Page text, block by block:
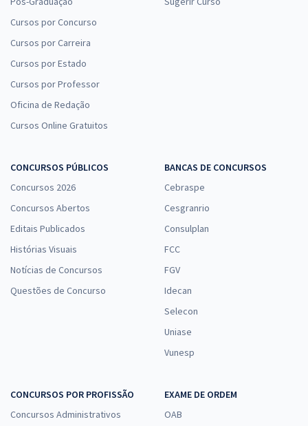
Cursos por Concurso
Cursos por Carreira
Cursos por Estado
Cursos por Professor
Oficina de Redação
Cursos Online Gratuitos
CONCURSOS PÚBLICOS
Concursos 2026
Concursos Abertos
Editais Publicados
Histórias Visuais
Notícias de Concursos
Questões de Concurso
BANCAS DE CONCURSOS
Cebraspe
Cesgranrio
Consulplan
FCC
FGV
Idecan
Selecon
Uniase
Vunesp
CONCURSOS POR PROFISSÃO
Concursos Administrativos
EXAME DE ORDEM
OAB